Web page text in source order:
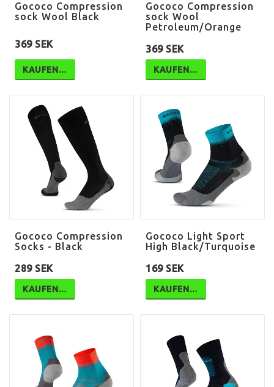
Gococo Compression
sock Wool Black
369 SEK
KAUFEN…
Gococo Compression
sock Wool
Petroleum/Orange
369 SEK
KAUFEN…
Gococo Compression
Socks - Black
289 SEK
KAUFEN…
Gococo Light Sport
High Black/Turquoise
169 SEK
KAUFEN…